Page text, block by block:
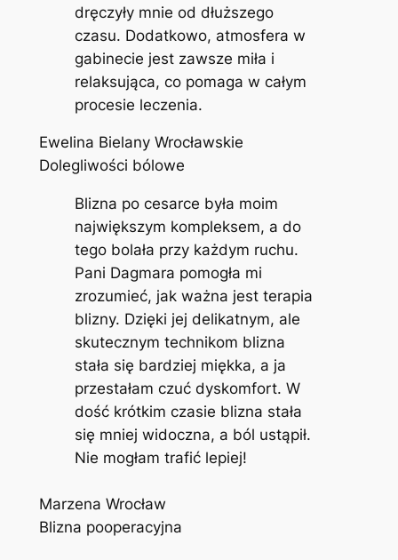
dręczyły mnie od dłuższego
czasu. Dodatkowo, atmosfera w
gabinecie jest zawsze miła i
relaksująca, co pomaga w całym
procesie leczenia.
Ewelina Bielany Wrocławskie
Dolegliwości bólowe
Blizna po cesarce była moim
największym kompleksem, a do
tego bolała przy każdym ruchu.
Pani Dagmara pomogła mi
zrozumieć, jak ważna jest terapia
blizny. Dzięki jej delikatnym, ale
skutecznym technikom blizna
stała się bardziej miękka, a ja
przestałam czuć dyskomfort. W
dość krótkim czasie blizna stała
się mniej widoczna, a ból ustąpił.
Nie mogłam trafić lepiej!
Marzena Wrocław
Blizna pooperacyjna